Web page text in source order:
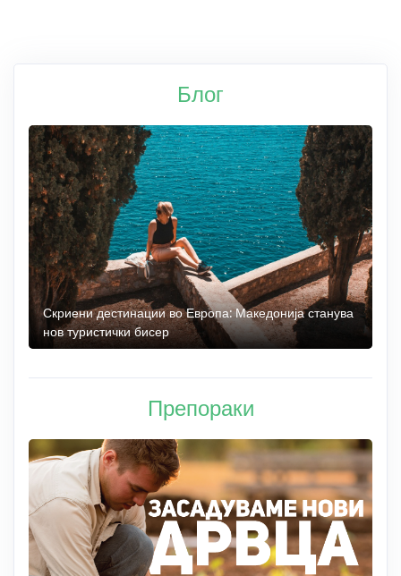
Блог
Скриени дестинации во Европа: Македонија станува
нов туристички бисер
Препораки